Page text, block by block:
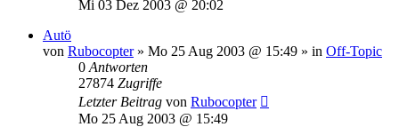
Mi 03 Dez 2003 @ 20:02
Autö
von Rubocopter» Mo 25 Aug 2003 @ 15:49 » in Off-Topic
0 Antworten
27874 Zugriffe
Letzter Beitrag von Rubocopter
Mo 25 Aug 2003 @ 15:49